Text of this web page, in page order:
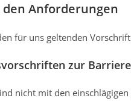
Anforderungen
für uns geltenden
zur
nicht mit den